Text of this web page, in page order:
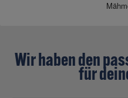
Wir haben den
für